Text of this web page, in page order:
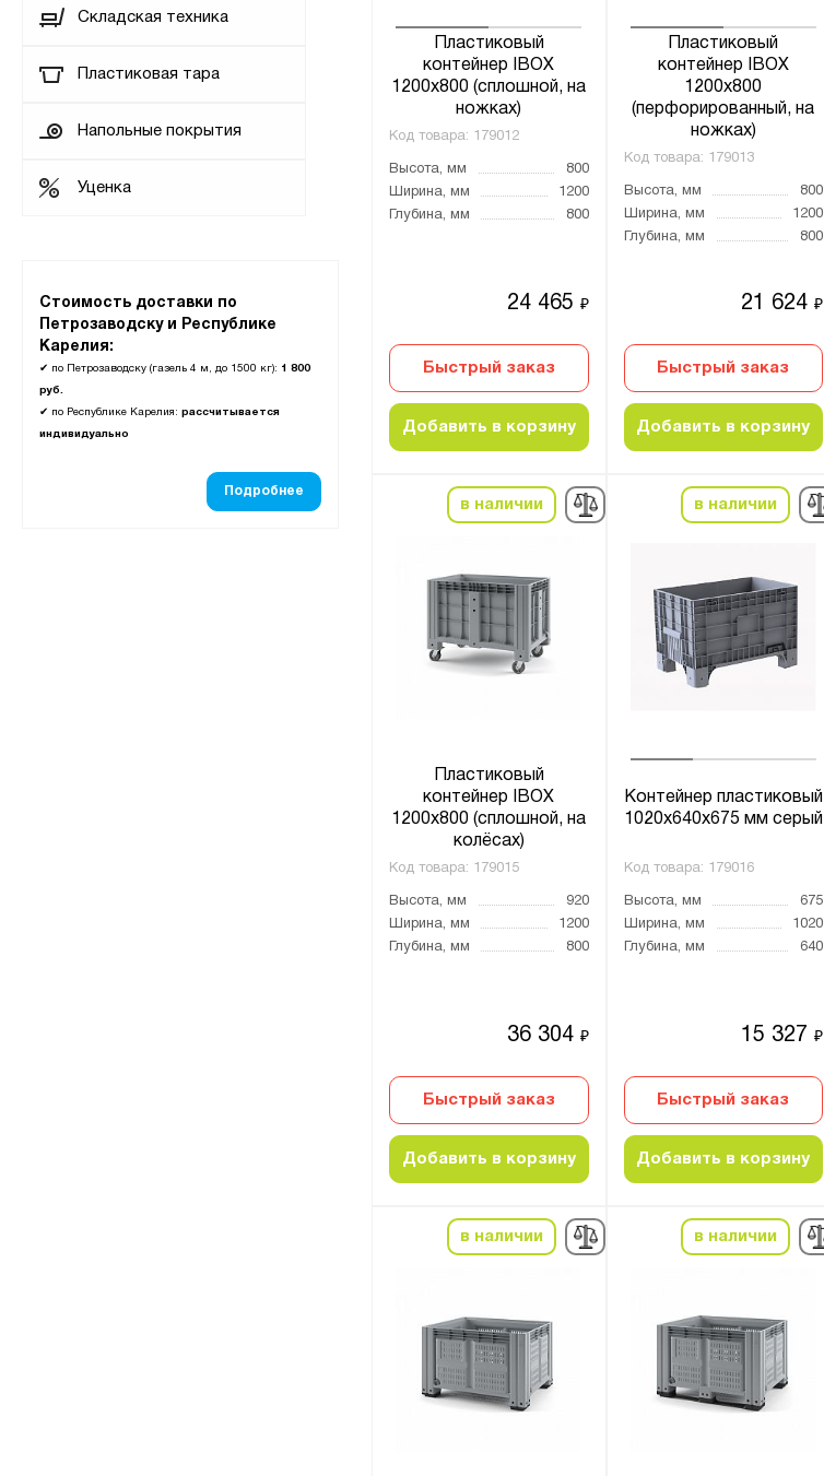
Складская техника
Пластиковая тара
Напольные покрытия
Уценка
Стоимость доставки по
Петрозаводску и Республике
Карелия:
✔ по Петрозаводску (газель 4 м, до 1500 кг): 1 800
руб.
✔ по Республике Карелия: рассчитывается
индивидуально
Подробнее
Пластиковый
контейнер IBOX
1200х800 (сплошной, на
ножках)
Код товара: 179012
Высота, мм
800
Ширина, мм
1200
Глубина, мм
800
24 465 ₽
Быстрый заказ
Добавить в корзину
Пластиковый
контейнер IBOX
1200х800
(перфорированный, на
ножках)
Код товара: 179013
Высота, мм
800
Ширина, мм
1200
Глубина, мм
800
21 624₽
Быстрый заказ
Добавить в корзину
в наличии
Пластиковый
контейнер IBOX
1200х800 (сплошной, на
колёсах)
Код товара: 179015
Высота, мм
920
Ширина, мм
1200
Глубина, мм
800
36 304 ₽
Быстрый заказ
Добавить в корзину
в наличии
Контейнер пластиковый
1020х640х675 мм серый
Код товара: 179016
Высота, мм
675
Ширина, мм
1020
Глубина, мм
640
15 327₽
Быстрый заказ
Добавить в корзину
в наличии в наличии